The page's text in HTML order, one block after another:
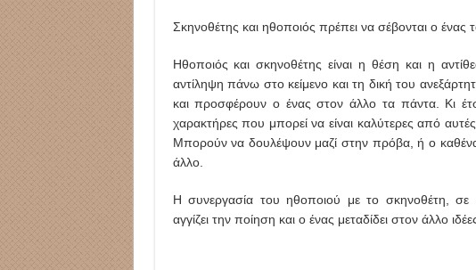
Σκηνοθέτης και ηθοποιός πρέπει να σέβονται ο ένας
Ηθοποιός και σκηνοθέτης είναι η θέση και η
αντίληψη πάνω στο κείμενο και τη δική του
και προσφέρουν ο ένας στον άλλο τα πάντα. Κι
χαρακτήρες που μπορεί να είναι καλύτερες από
Μπορούν να δουλέψουν μαζί στην πρόβα, ή ο
άλλο.
Η συνεργασία του ηθοποιού με το σκηνοθέτη, σε
αγγίζει την ποίηση και ο ένας μεταδίδει στον άλλο ιδέες